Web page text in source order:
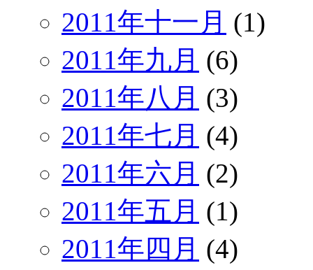
2011年十一月 (1)
2011年九月 (6)
2011年八月 (3)
2011年七月 (4)
2011年六月 (2)
2011年五月 (1)
2011年四月 (4)